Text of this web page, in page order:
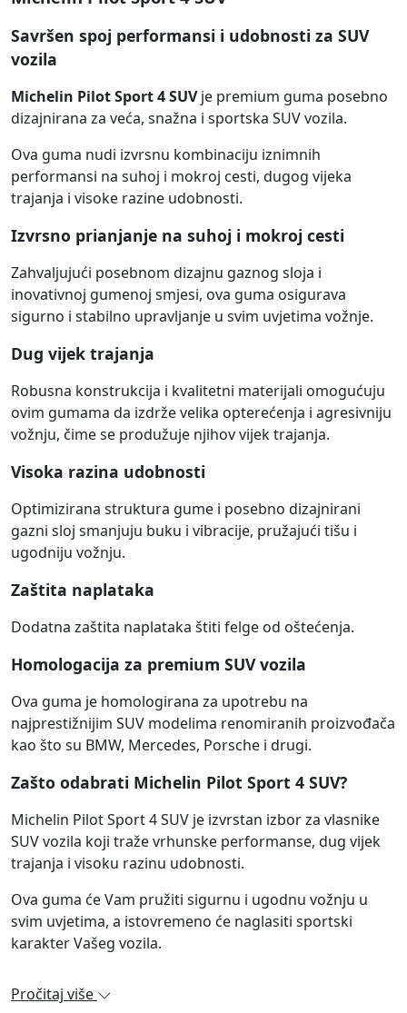
Savršen spoj performansi i udobnosti za SUV
vozila
Michelin Pilot Sport 4 SUVje premium guma posebno
dizajnirana za veća, snažna i sportska SUV vozila.
Ova guma nudi izvrsnu kombinaciju iznimnih
performansi na suhoj i mokroj cesti, dugog vijeka
trajanja i visoke razine udobnosti.
Izvrsno prianjanje na suhoj i mokroj cesti
Zahvaljujući posebnom dizajnu gaznog sloja i
inovativnoj gumenoj smjesi, ova guma osigurava
sigurno i stabilno upravljanje u svim uvjetima vožnje.
Dug vijek trajanja
Robusna konstrukcija i kvalitetni materijali omogućuju
ovim gumama da izdrže velika opterećenja i agresivniju
vožnju, čime se produžuje njihov vijek trajanja.
Visoka razina udobnosti
Optimizirana struktura gume i posebno dizajnirani
gazni sloj smanjuju buku i vibracije, pružajući tišu i
ugodniju vožnju.
Zaštita naplataka
Dodatna zaštita naplataka štiti felge od oštećenja.
Homologacija za premium SUV vozila
Ova guma je homologirana za upotrebu na
najprestižnijim SUV modelima renomiranih proizvođača
kao što su BMW, Mercedes, Porsche i drugi.
Zašto odabrati Michelin Pilot Sport 4 SUV?
Michelin Pilot Sport 4 SUV je izvrstan izbor za vlasnike
SUV vozila koji traže vrhunske performanse, dug vijek
trajanja i visoku razinu udobnosti.
Ova guma će Vam pružiti sigurnu i ugodnu vožnju u
svim uvjetima, a istovremeno će naglasiti sportski
karakter Vašeg vozila.
Pročitaj više